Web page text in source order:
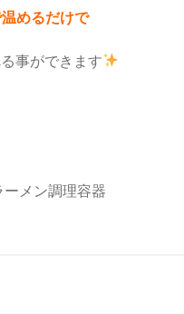
めるだけで
事ができます